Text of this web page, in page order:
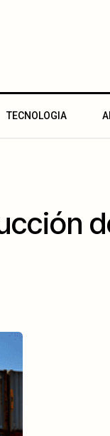
TECNOLOGIA